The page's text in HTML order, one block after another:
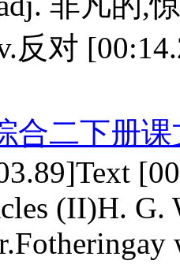
反对
合二下册课
(II)H. G.